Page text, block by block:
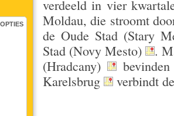
verdeeld in vier
Moldau, die stroomt
de Oude Stad (Stary
Stad (Novy Mesto)
.
(Hradcany)
bevinden
Karelsbrug
verbindt